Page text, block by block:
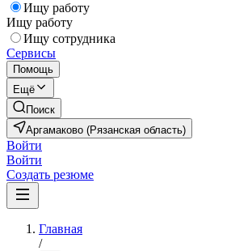
Ищу работу
Ищу работу
Ищу сотрудника
Сервисы
Помощь
Ещё
Поиск
Аргамаково (Рязанская область)
Войти
Войти
Создать резюме
Главная
/